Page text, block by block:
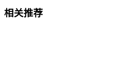
相关推荐